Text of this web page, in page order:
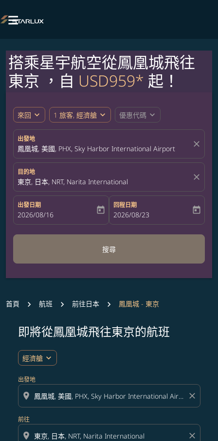

搭乘星宇航空從鳳凰城飛往
東京 ，自 USD959* 起！
來回 expand_more 1 旅客, 經濟艙 expand_more 優惠代碼 expand_more
出發地
鳳凰城, 美國, PHX, Sky Harbor International Airport close
目的地
東京, 日本, NRT, Narita International close
出發日期
fc-booking-departure-date-aria-label
2026/08/16 today
回程日期
fc-booking-return-date-aria-label
2026/08/23 today
搜尋
首頁 航班 前往日本 鳳凰城 - 東京
即將從鳳凰城飛往東京的航班
經濟艙 expand_more
出發地
location_on close
前往
location_on close